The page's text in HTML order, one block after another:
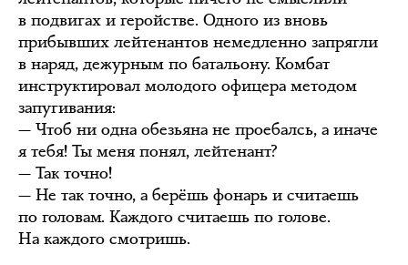
в подвигах и геройстве. Одного из вновь
прибывших лейтенантов немедленно запрягли
в наряд, дежурным по батальону. Комбат
инструктировал молодого офицера методом
запугивания:
— Чтоб ни одна обезьяна не проебалсь, а иначе
я тебя! Ты меня понял, лейтенант?
— Так точно!
— Не так точно, а берёшь фонарь и считаешь
по головам. Каждого считаешь по голове.
На каждого смотришь.